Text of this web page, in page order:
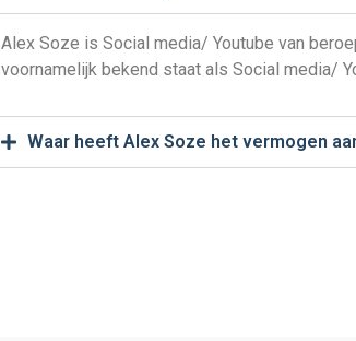
Alex Soze is Social media/ Youtube van
voornamelijk bekend staat als Social media/
Waar heeft Alex Soze het vermogen